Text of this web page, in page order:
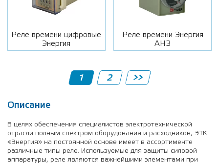
Реле времени цифровые
Энергия
Реле времени Энергия
АН3
1 2 >>
Описание
В целях обеспечения специалистов электротехнической
отрасли полным спектром оборудования и расходников, ЭТК
«Энергия» на постоянной основе имеет в ассортименте
различные типы реле. Используемые для защиты силовой
аппаратуры, реле являются важнейшими элементами при